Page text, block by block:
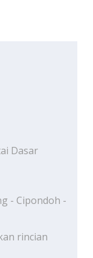
Dasar
- Cipondoh -
rincian